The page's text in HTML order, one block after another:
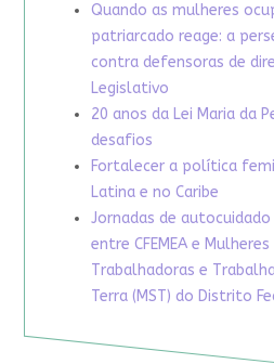
Quando as mulheres
patriarcado reage: a
contra defensoras de
Legislativo
20 anos da Lei Maria da
desafios
Fortalecer a política
Latina e no Caribe
Jornadas de
entre CFEMEA e
Trabalhadoras e
Terra (MST) do Distrito